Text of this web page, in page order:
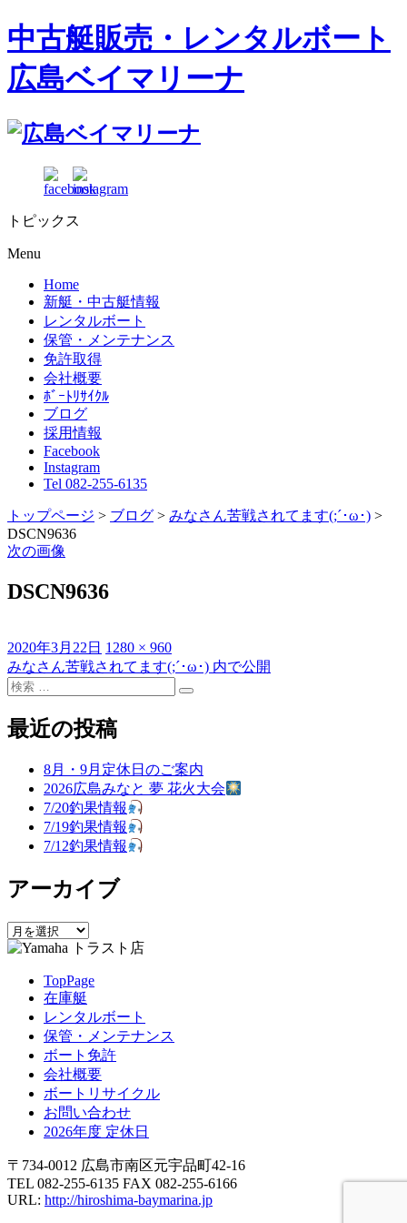
中古艇販売・レンタルボート
広島ベイマリーナ
トピックス
Menu
Home
新艇・中古艇情報
レンタルボート
保管・メンテナンス
免許取得
会社概要
ﾎﾞｰﾄﾘｻｲｸﾙ
ブログ
採用情報
Facebook
Instagram
Tel 082-255-6135
トップページ > ブログ > みなさん苦戦されてます(;´･ω･) >
DSCN9636
次の画像
DSCN9636
投
稿
日:
2020年3月22日 フ
ル
ズ
1280 × 960
投
稿
ナ
ョ
ン
みなさん苦戦されてます(;´･ω･) 内で公開
検
対
象:
検
最近の投稿
8月・9月定休日のご案内
2026広島みなと 夢 花火大会
7/20釣果情報
7/19釣果情報
7/12釣果情報
アーカイブ
ア
ー
TopPage
在庫艇
レンタルボート
保管・メンテナンス
ボート免許
会社概要
ボートリサイクル
お問い合わせ
2026年度 定休日
〒734-0012 広島市南区元宇品町42-16
TEL 082-255-6135 FAX 082-255-6166
URL: http://hiroshima-baymarina.jp